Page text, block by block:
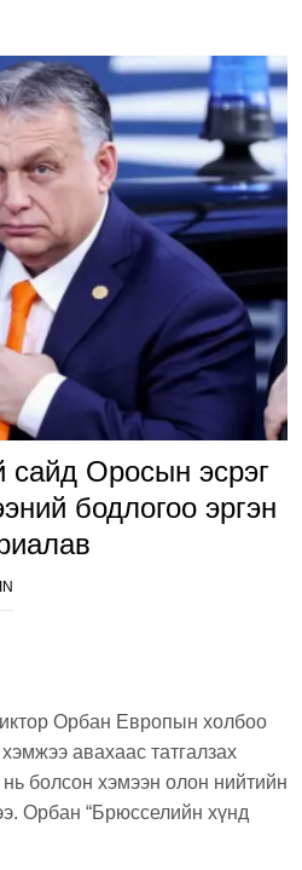
сайд Оросын эсрэг
бодлогоо эргэн
Орбан Европын холбоо
авахаас татгалзах
болсон хэмээн олон нийтийн
Орбан “Брюсселийн хүнд